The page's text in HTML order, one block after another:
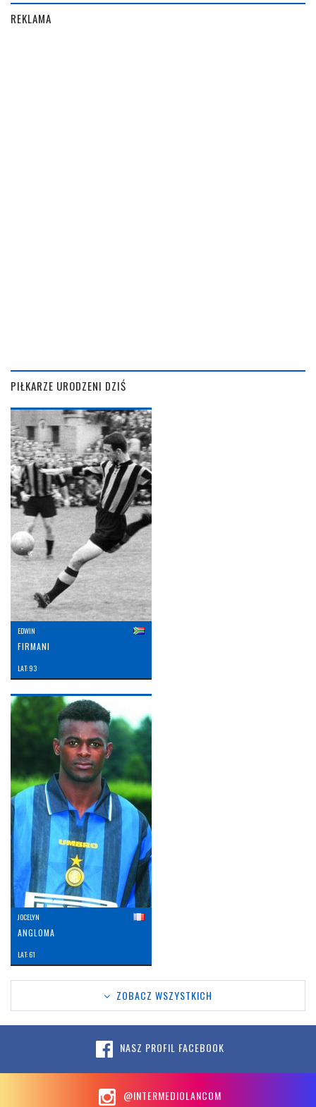
REKLAMA
PIŁKARZE URODZENI DZIŚ
EDWIN
FIRMANI
LAT: 93
JOCELYN
ANGLOMA
LAT: 61
ZOBACZ WSZYSTKICH
NASZ PROFIL FACEBOOK
@INTERMEDIOLANCOM